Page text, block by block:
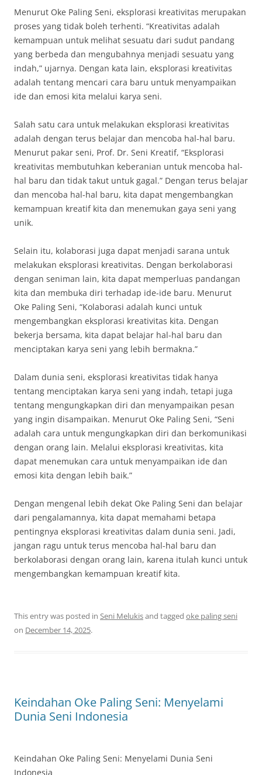
Menurut Oke Paling Seni, eksplorasi kreativitas merupakan
proses yang tidak boleh terhenti. “Kreativitas adalah
kemampuan untuk melihat sesuatu dari sudut pandang
yang berbeda dan mengubahnya menjadi sesuatu yang
indah,” ujarnya. Dengan kata lain, eksplorasi kreativitas
adalah tentang mencari cara baru untuk menyampaikan
ide dan emosi kita melalui karya seni.
Salah satu cara untuk melakukan eksplorasi kreativitas
adalah dengan terus belajar dan mencoba hal-hal baru.
Menurut pakar seni, Prof. Dr. Seni Kreatif, “Eksplorasi
kreativitas membutuhkan keberanian untuk mencoba hal-
hal baru dan tidak takut untuk gagal.” Dengan terus belajar
dan mencoba hal-hal baru, kita dapat mengembangkan
kemampuan kreatif kita dan menemukan gaya seni yang
unik.
Selain itu, kolaborasi juga dapat menjadi sarana untuk
melakukan eksplorasi kreativitas. Dengan berkolaborasi
dengan seniman lain, kita dapat memperluas pandangan
kita dan membuka diri terhadap ide-ide baru. Menurut
Oke Paling Seni, “Kolaborasi adalah kunci untuk
mengembangkan eksplorasi kreativitas kita. Dengan
bekerja bersama, kita dapat belajar hal-hal baru dan
menciptakan karya seni yang lebih bermakna.”
Dalam dunia seni, eksplorasi kreativitas tidak hanya
tentang menciptakan karya seni yang indah, tetapi juga
tentang mengungkapkan diri dan menyampaikan pesan
yang ingin disampaikan. Menurut Oke Paling Seni, “Seni
adalah cara untuk mengungkapkan diri dan berkomunikasi
dengan orang lain. Melalui eksplorasi kreativitas, kita
dapat menemukan cara untuk menyampaikan ide dan
emosi kita dengan lebih baik.”
Dengan mengenal lebih dekat Oke Paling Seni dan belajar
dari pengalamannya, kita dapat memahami betapa
pentingnya eksplorasi kreativitas dalam dunia seni. Jadi,
jangan ragu untuk terus mencoba hal-hal baru dan
berkolaborasi dengan orang lain, karena itulah kunci untuk
mengembangkan kemampuan kreatif kita.
This entry was posted in Seni Melukisand tagged oke paling seni
on December 14, 2025.
Keindahan Oke Paling Seni: Menyelami
Dunia Seni Indonesia
Keindahan Oke Paling Seni: Menyelami Dunia Seni
Indonesia